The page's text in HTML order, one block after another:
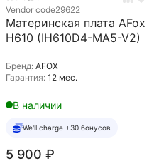
Vendor code29622
Материнская плата AFox
H610 (IH610D4-MA5-V2)
Бренд: AFOX
Гарантия: 12 мес.
В наличии
We'll charge +30 бонусов
5 900 ₽